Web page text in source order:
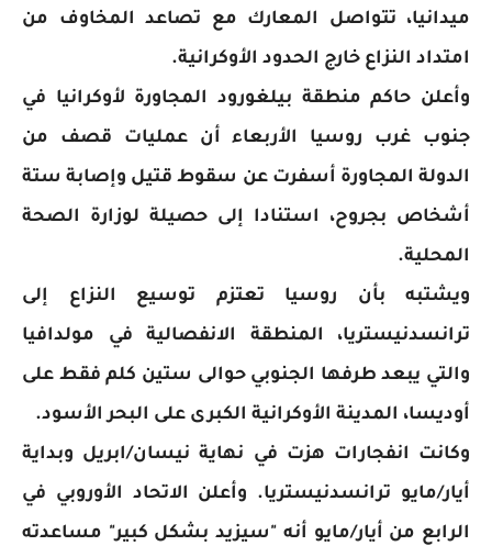
ميدانيا، تتواصل المعارك مع تصاعد المخاوف من
امتداد النزاع خارج الحدود الأوكرانية.
وأعلن حاكم منطقة بيلغورود المجاورة لأوكرانيا في
جنوب غرب روسيا الأربعاء أن عمليات قصف من
الدولة المجاورة أسفرت عن سقوط قتيل وإصابة ستة
أشخاص بجروح، استنادا إلى حصيلة لوزارة الصحة
المحلية.
ويشتبه بأن روسيا تعتزم توسيع النزاع إلى
ترانسدنيستريا، المنطقة الانفصالية في مولدافيا
والتي يبعد طرفها الجنوبي حوالى ستين كلم فقط على
أوديسا، المدينة الأوكرانية الكبرى على البحر الأسود.
وكانت انفجارات هزت في نهاية نيسان/ابريل وبداية
أيار/مايو ترانسدنيستريا. وأعلن الاتحاد الأوروبي في
الرابع من أيار/مايو أنه "سيزيد بشكل كبير" مساعدته